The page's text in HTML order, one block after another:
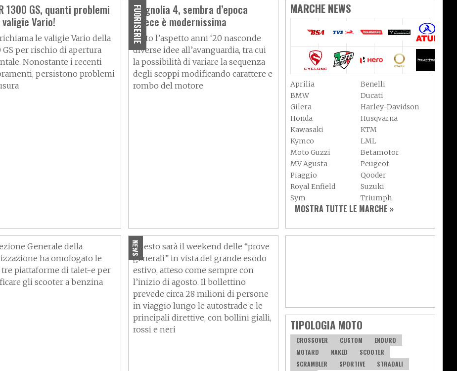
1300 GS, quanti problemi
Vario!
le valigie Vario della
GS per rischio di apertura
Nonostante i recenti
persistono problemi
FUORISERIE
Magnolia 4, sembra d’epoca
invece è modernissima
Sotto l’aspetto anni ‘20 nasconde
diverse idee all’avanguardia, tra cui
la possibilità di variare la sequenza
degli scoppi modificando carattere e
rombo del motore
MARCHE NEWS
Aprilia
Benelli
BMW
Ducati
Gilera
Harley-Davidson
Honda
Husqvarna
Kawasaki
KTM
Kymco
LML
Moto Guzzi
Betamotor
MV Agusta
Peugeot
Piaggio
Qooder
Royal Enfield
Suzuki
Sym
Triumph
Vespa
Yamaha
MOSTRA TUTTE LE MARCHE »
e Vespa GTS
Generale della
ha omologato le
piattaforme di talet-e per
gli scooter a benzina
NEWS
nero
Questo sarà il weekend delle “prove
generali” in vista del grande esodo
estivo, atteso come sempre con
l’inizio di agosto. Il bollettino
prevede circa 28 milioni di persone
in viaggio lungo le autostrade e le
principali direttive, con bollini gialli,
rossi e neri
TIPOLOGIA MOTO
CROSSOVER CUSTOM
ENDURO
MOTARD
NAKED
SCOOTER
SCRAMBLER
SPORTIVE
STRADALI